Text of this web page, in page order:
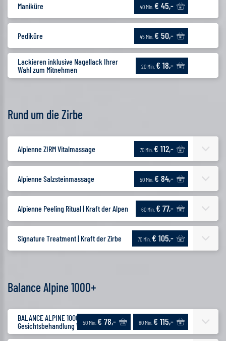
Maniküre 40 Min. € 45,-
Pediküre 45 Min. € 50,-
Lackieren inklusive Nagellack Ihrer
Wahl zum Mitnehmen
20 Min. € 18,-
Rund um die Zirbe
Alpienne ZIRM Vitalmassage 70 Min. € 112,-
Alpienne Salzsteinmassage 50 Min. € 84,-
Alpienne Peeling Ritual | Kraft der Alpen 60 Min. € 77,-
Signature Treatment | Kraft der Zirbe 70 Min. € 105,-
Balance Alpine 1000+
BALANCE ALPINE 1000+
Gesichtsbehandlung Vitalkraft
50 Min. € 78,- 80 Min. € 115,-